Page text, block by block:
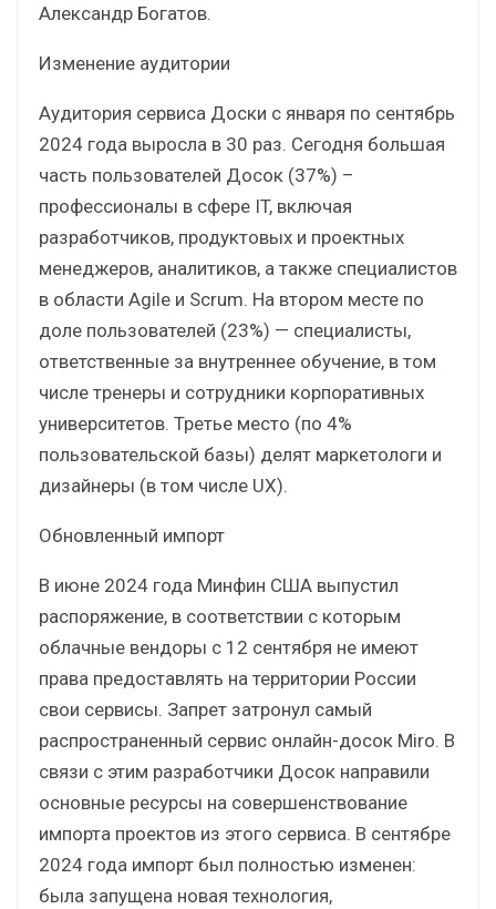
Александр Богатов.
Изменение аудитории
Аудитория сервиса Доски с января по сентябрь
2024 года выросла в 30 раз. Сегодня большая
часть пользователей Досок (37%) –
профессионалы в сфере IT, включая
разработчиков, продуктовых и проектных
менеджеров, аналитиков, а также специалистов
в области Agile и Scrum. На втором месте по
доле пользователей (23%) — специалисты,
ответственные за внутреннее обучение, в том
числе тренеры и сотрудники корпоративных
университетов. Третье место (по 4%
пользовательской базы) делят маркетологи и
дизайнеры (в том числе UX).
Обновленный импорт
В июне 2024 года Минфин США выпустил
распоряжение, в соответствии с которым
облачные вендоры с 12 сентября не имеют
права предоставлять на территории России
свои сервисы. Запрет затронул самый
распространенный сервис онлайн-досок Miro. В
связи с этим разработчики Досок направили
основные ресурсы на совершенствование
импорта проектов из этого сервиса. В сентябре
2024 года импорт был полностью изменен:
была запущена новая технология,